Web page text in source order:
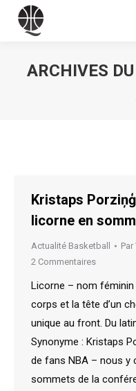
ARCHIVES
Kristaps
licorne en
Actualité Basketball Par
2 Commentaires
Licorne – nom
corps et la tête d’un
unique au front. Du
Synonyme : Kristaps
de fans NBA – nous y
sommets de la